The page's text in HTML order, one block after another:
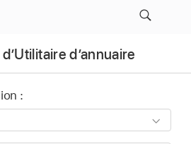
d’annuaire
: